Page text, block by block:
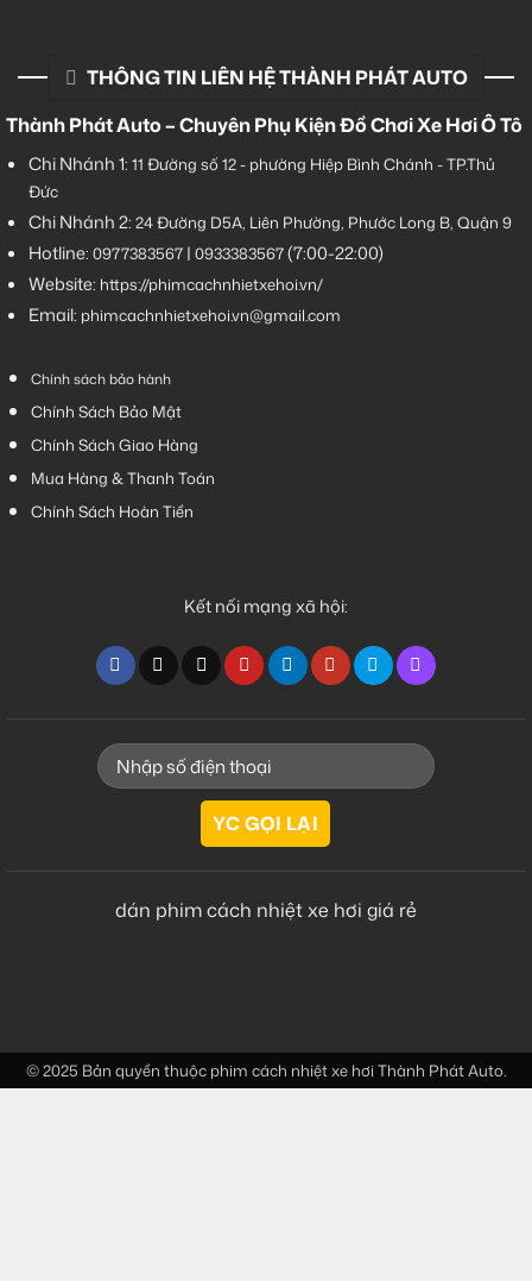
THÔNG TIN LIÊN HỆ THÀNH PHÁT AUTO
Thành Phát Auto – Chuyên Phụ Kiện Đồ Chơi Xe Hơi Ô Tô
Chi Nhánh 1: 11 Đường số 12 - phường Hiệp Bình Chánh - TP.Thủ
Đức
Chi Nhánh 2: 24 Đường D5A, Liên Phường, Phước Long B, Quận 9
Hotline: 0977383567| 0933383567(7:00-22:00)
Website: https://phimcachnhietxehoi.vn/
Email: phimcachnhietxehoi.vn@gmail.com
Chính sách bảo hành
Chính Sách Bảo Mật
Chính Sách Giao Hàng
Mua Hàng & Thanh Toán
Chính Sách Hoàn Tiền
Kết nối mạng xã hội:
dán phim cách nhiệt xe hơi giá rẻ
© 2025 Bản quyền thuộc phim cách nhiệt xe hơi Thành Phát Auto.